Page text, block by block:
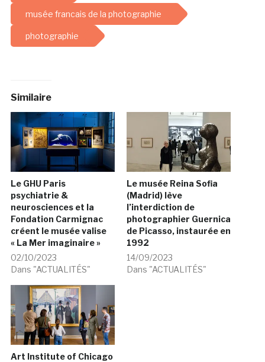
musée francais de la photographie
photographie
Similaire
Le GHU Paris
psychiatrie &
neurosciences et la
Fondation Carmignac
créent le musée valise
« La Mer imaginaire »
02/10/2023
Dans "ACTUALITÉS"
Le musée Reina Sofia
(Madrid) lève
l’interdiction de
photographier Guernica
de Picasso, instaurée en
1992
14/09/2023
Dans "ACTUALITÉS"
Art Institute of Chicago